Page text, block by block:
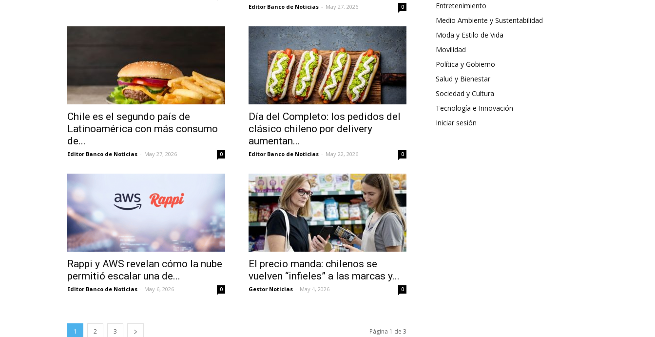
Editor Banco de Noticias - May 27, 2026 0
Chile es el segundo país de
Latinoamérica con más consumo
de...
Editor Banco de Noticias - May 27, 2026 0
Día del Completo: los pedidos del
clásico chileno por delivery
aumentan...
Editor Banco de Noticias - May 22, 2026 0
Rappi y AWS revelan cómo la nube
permitió escalar una de...
Editor Banco de Noticias - May 6, 2026 0
El precio manda: chilenos se
vuelven “infieles” a las marcas y...
Gestor Noticias - May 4, 2026 0
1 2 3 Página 1 de 3
Entretenimiento
Medio Ambiente y Sustentabilidad
Moda y Estilo de Vida
Movilidad
Política y Gobierno
Salud y Bienestar
Sociedad y Cultura
Tecnología e Innovación
Iniciar sesión